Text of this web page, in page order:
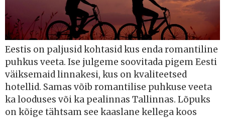
Eestis on paljusid kohtasid kus enda romantiline
puhkus veeta. Ise julgeme soovitada pigem Eesti
väiksemaid linnakesi, kus on kvaliteetsed
hotellid. Samas võib romantilise puhkuse veeta
ka looduses või ka pealinnas Tallinnas. Lõpuks
on kõige tähtsam see kaaslane kellega koos